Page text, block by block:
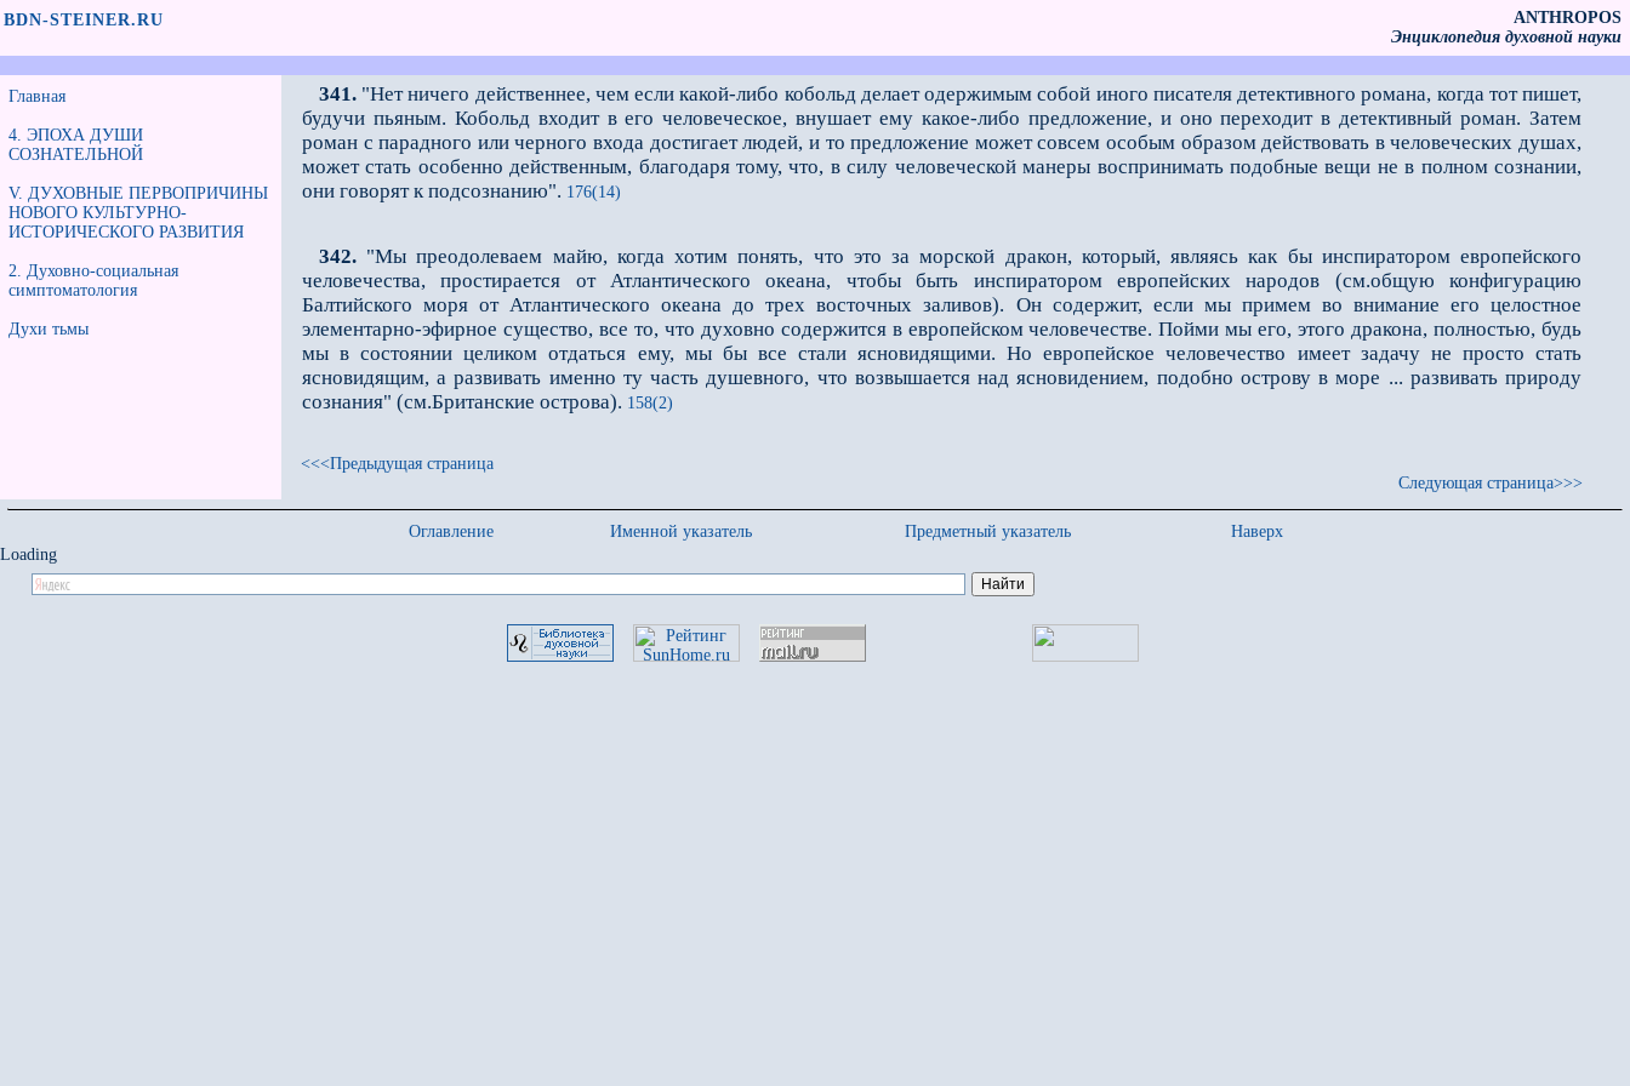
BDN-STEINER.RU
ANTHROPOS
Энциклопедия духовной науки
Главная
4. ЭПОХА ДУШИ
СОЗНАТЕЛЬНОЙ
V. ДУХОВНЫЕ ПЕРВОПРИЧИНЫ
НОВОГО КУЛЬТУРНО-
ИСТОРИЧЕСКОГО РАЗВИТИЯ
2. Духовно-социальная
симптоматология
Духи тьмы
341. "Нет ничего действеннее, чем если какой-либо кобольд делает одержимым собой иного писателя детективного романа, когда тот пишет,
будучи пьяным. Кобольд входит в его человеческое, внушает ему какое-либо предложение, и оно переходит в детективный роман. Затем
роман с парадного или чeрного входа достигает людей, и то предложение может совсем особым образом действовать в человеческих душах,
может стать особенно действенным, благодаря тому, что, в силу человеческой манеры воспринимать подобные вещи не в полном сознании,
они говорят к подсознанию". 176(14)
342. "Мы преодолеваем майю, когда хотим понять, что это за морской дракон, который, являясь как бы инспиратором европейского
человечества, простирается от Атлантического океана, чтобы быть инспиратором европейских народов (см.общую конфигурацию
Балтийского моря от Атлантического океана до трeх восточных заливов). Он содержит, если мы примем во внимание его целостное
элементарно-эфирное существо, всe то, что духовно содержится в европейском человечестве. Пойми мы его, этого дракона, полностью, будь
мы в состоянии целиком отдаться ему, мы бы все стали ясновидящими. Но европейское человечество имеет задачу не просто стать
ясновидящим, а развивать именно ту часть душевного, что возвышается над ясновидением, подобно острову в море ... развивать природу
сознания" (см.Британские острова). 158(2)
<<<Предыдущая страница
Следующая страница>>>
Оглавление Именной указатель Предметный указатель
Наверх
Loading